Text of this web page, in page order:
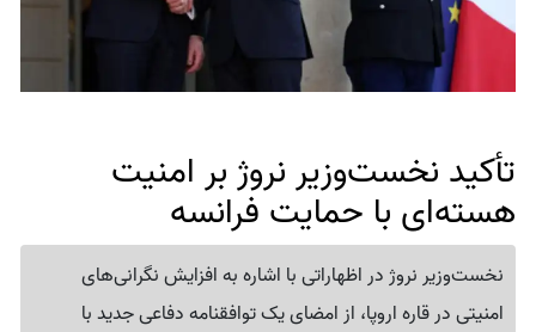
تأکید نخست‌وزیر نروژ بر امنیت
هسته‌ای با حمایت فرانسه
نخست‌وزیر نروژ در اظهاراتی با اشاره به افزایش نگرانی‌های
امنیتی در قاره اروپا، از امضای یک توافقنامه دفاعی جدید با